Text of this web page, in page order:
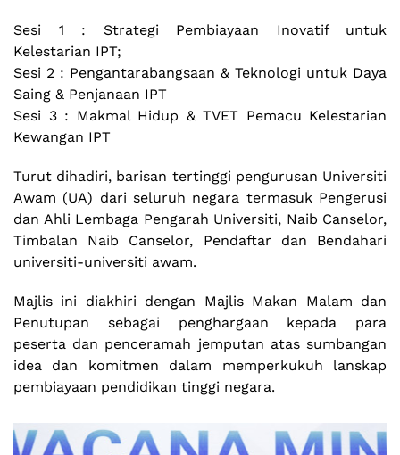
Sesi 1 : Strategi Pembiayaan Inovatif untuk
Kelestarian IPT;
Sesi 2 : Pengantarabangsaan & Teknologi untuk Daya
Saing & Penjanaan IPT
Sesi 3 : Makmal Hidup & TVET Pemacu Kelestarian
Kewangan IPT
Turut dihadiri, barisan tertinggi pengurusan Universiti
Awam (UA) dari seluruh negara termasuk Pengerusi
dan Ahli Lembaga Pengarah Universiti, Naib Canselor,
Timbalan Naib Canselor, Pendaftar dan Bendahari
universiti-universiti awam.
Majlis ini diakhiri dengan Majlis Makan Malam dan
Penutupan sebagai penghargaan kepada para
peserta dan penceramah jemputan atas sumbangan
idea dan komitmen dalam memperkukuh lanskap
pembiayaan pendidikan tinggi negara.